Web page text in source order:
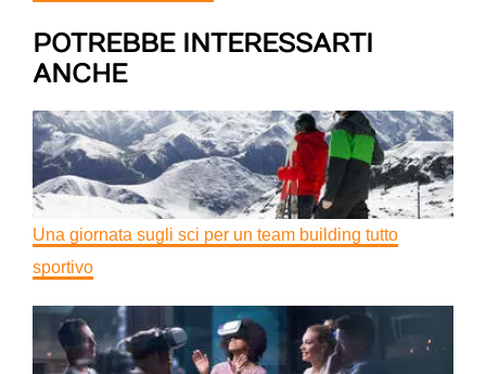
POTREBBE INTERESSARTI
ANCHE
Una giornata sugli sci per un team building tutto
sportivo